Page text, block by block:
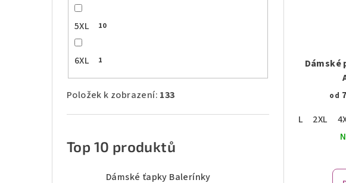
5XL 10
6XL 1
Položek k zobrazení: 133
Top 10 produktů
Dámské ťapky Balerínky
Dámské
od
L
2XL